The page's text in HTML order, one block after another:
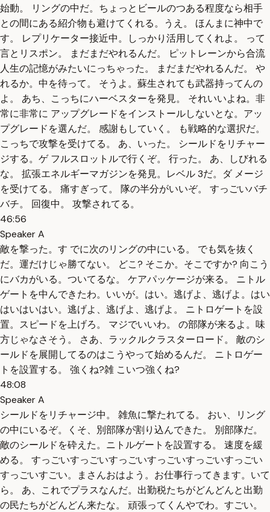
始動。 リングの中だ。ちょっとビールのつある程度なら相手
との間にある紹介物も避けてくれる。うえ。 ほんまに神中で
す。 レプリケーター接近中。しっかり活用してくれよ。 って
言とリスポン。 まだまだやれるんだ。 ピットレーンから合流
人生の記憶がみたいにっちゃった。 まだまだやれるんだ。 や
れるか。中を待って。 そうよ。蘇生されても武器持ってんの
よ。 あち、こっちにハーベスターを発見。 それいいよね。非
常に非常に アップグレードをインストールしないとな。アッ
プグレードを選んだ。 感謝もしていく。 も戦略的な選択だ。
こっちで攻撃を受けてる。 あ、いった。 シールドをリチャー
ジする。ゲ フルスロットルで行くぞ。 行った。 あ、しびれる
な。 拡張エネルギーマガジンを発見。レベル 3だ。ダ メージ
を受けてる。 痛すぎって。 隊の半分がいいぞ。 すっごいバチ
バチ。 回復中。 攻撃されてる。
46:56
Speaker A
敵を撃った。す でに次のリングの中にいる。 でも気を抜く
だ。運だけじゃ勝てない。 どこ? そこか。そこですか? 向こう
にバカがいる。ついてるな。 ケアパッケージが来る。 ニトル
ゲートを中んできたわ。いいが。はい。逃げよ、逃げよ。はい
はいはいはい。逃げよ、逃げよ、逃げよ。 ニトロゲートを設
置。スピードを上げろ。 マジでいいわ。 の部隊が来るよ。味
方じゃなさそう。 さあ、ラックルクラスターロード。 敵のシ
ールドを展開してるのはこうやって始めるんだ。 ニトロゲー
トを設置する。 強くね?雑 こいつ強くね?
48:08
Speaker A
シールドをリチャージ中。 雑魚に撃たれてる。 おい、リング
の中にいるぞ。くそ、別部隊が割り込んできた。 別部隊だ。
敵のシールドを砕えた。ニトルゲートを設置する。 速度を緩
める。 すっごいすっごいすっごいすっごいすっごいすっごい
すっごいすごい。まさんおはよう。お仕事行ってきます。いて
ら。 あ、これでプラスなんだ。出勤税たちがどんどんと出勤
の民たちがどんどん来たな。 頑張ってくんやでわ。すごい。